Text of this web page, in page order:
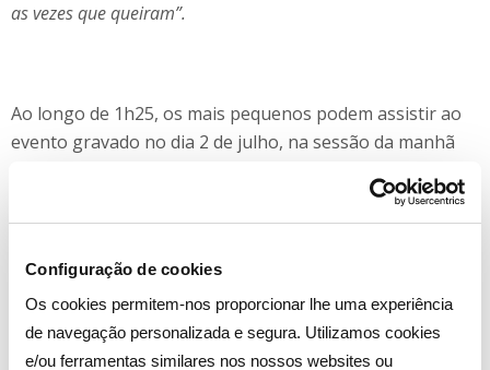
Configuração de cookies
Os cookies permitem-nos proporcionar lhe uma experiência
de navegação personalizada e segura. Utilizamos cookies
e/ou ferramentas similares nos nossos websites ou
as vezes que queiram”.
Ao longo de 1h25, os mais pequenos podem assistir ao
evento gravado no dia 2 de julho, na sessão da manhã
com um grande número de artistas, entre cantores,
bailarinos, mágicos e acrobatas, e onde o Panda convida
de talentos.
O Festival Panda é uma produção conjunta do Canal
Panda e da Lemon Live Entertainment, especialmente